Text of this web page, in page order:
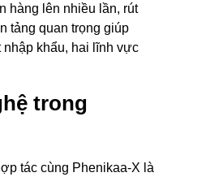
hàng lên nhiều lần, rút
tảng quan trọng giúp
khẩu, hai lĩnh vực
trong
tác cùng Phenikaa-X là